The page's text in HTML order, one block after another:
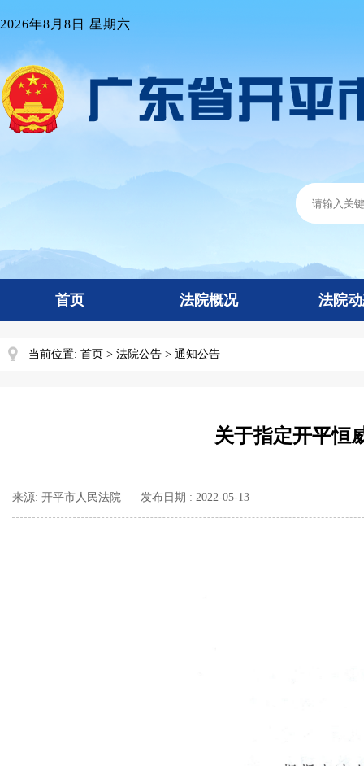
2026年8月8日 星期六
首页 法院概况 法院
当前位置: 首页 > 法院公告 > 通知公告
关于指定开平恒
来源: 开平市人民法院 发布日期 : 2022-05-13